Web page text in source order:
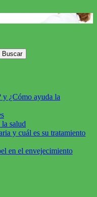
y ¿Cómo ayuda la
salud
y cuál es su tratamiento
en el envejecimiento